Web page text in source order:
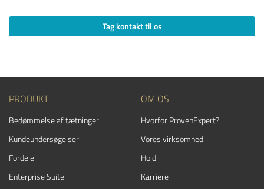
Tag kontakt til os
PRODUKT
Bedømmelse af tætninger
Kundeundersøgelser
Fordele
Enterprise Suite
OM OS
Hvorfor ProvenExpert?
Vores virksomhed
Hold
Karriere